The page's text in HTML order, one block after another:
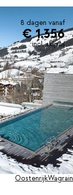
8 dagen vanaf
€ 1.356
incl. skipas
OostenrijkWagrain